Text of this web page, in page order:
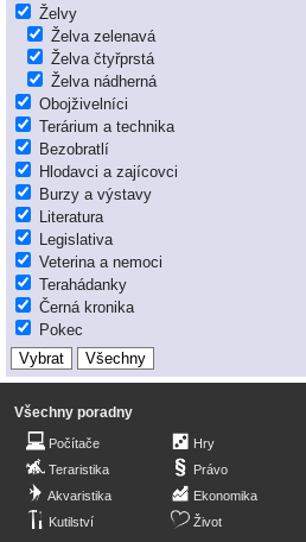
Želvy
Želva zelenavá
Želva čtyřprstá
Želva nádherná
Obojživelníci
Terárium a technika
Bezobratlí
Hlodavci a zajícovci
Burzy a výstavy
Literatura
Legislativa
Veterina a nemoci
Terahádanky
Černá kronika
Pokec
Všechny poradny
Počítače
Teraristika
Akvaristika
Kutilství
Hry
Právo
Ekonomika
Život